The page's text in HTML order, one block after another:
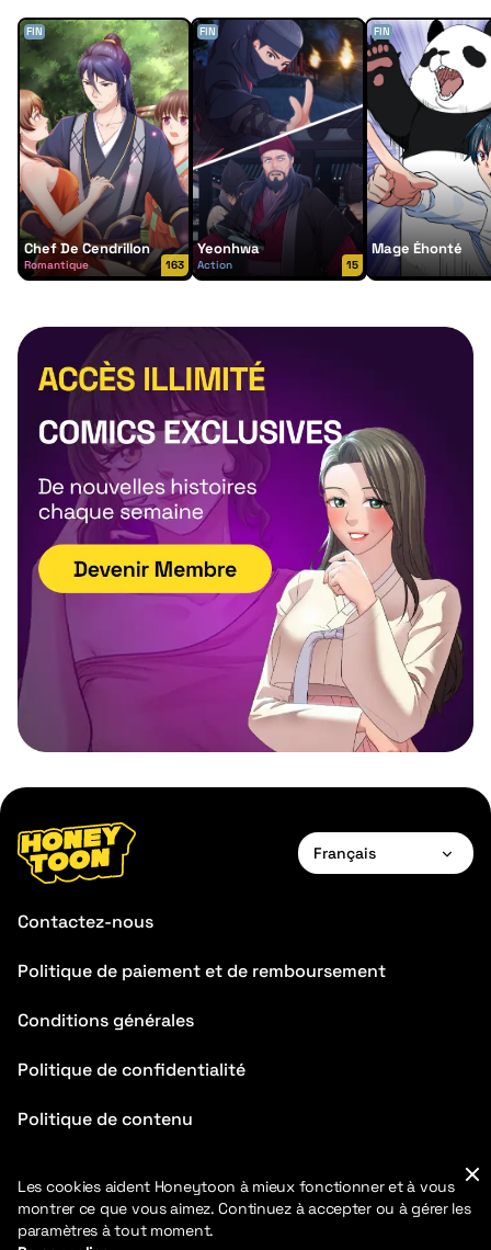
FIN
Chef De Cendrillon
Romantique 163
FIN
Yeonhwa
Action 15
FIN
Mage Éhonté
Français
Deutsch
Contactez-nous
Politique de paiement et de remboursement
Conditions générales
Politique de confidentialité
Politique de contenu
Les cookies aident Honeytoon à mieux fonctionner et à vous
montrer ce que vous aimez. Continuez à accepter ou à gérer les
paramètres à tout moment.